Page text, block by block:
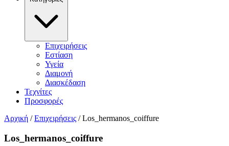
Επιχειρήσεις
Εστίαση
Υγεία
Διαμονή
Διασκέδαση
Τεχνίτες
Προσφορές
Αρχική / Επιχειρήσεις / Los_hermanos_coiffure
Los_hermanos_coiffure